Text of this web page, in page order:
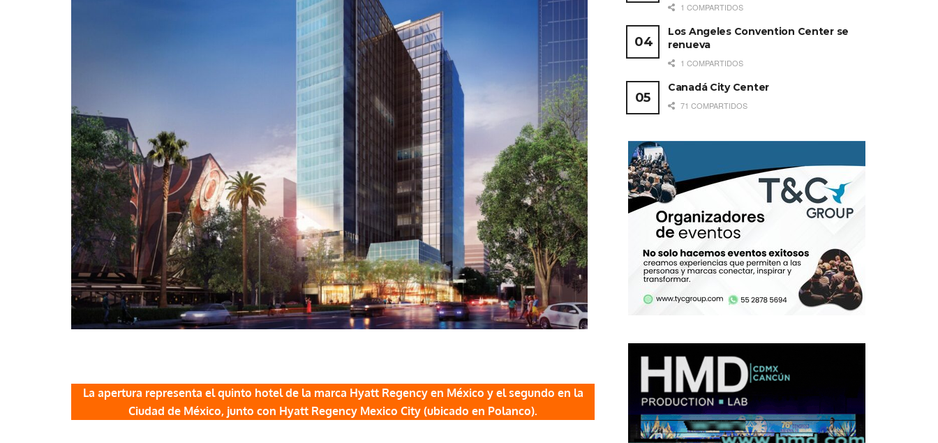
La apertura representa el quinto hotel de la marca Hyatt Regency en México y el segundo en la
Ciudad de México, junto con Hyatt Regency Mexico City (ubicado en Polanco).
1 COMPARTIDOS
Los Angeles Convention Center se
renueva
1 COMPARTIDOS
Canadá City Center
71 COMPARTIDOS